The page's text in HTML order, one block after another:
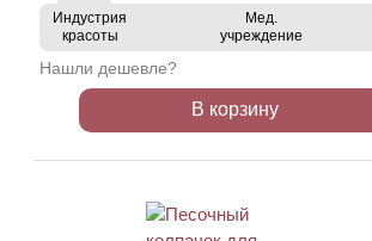
Индустрия
красоты
Мед.
учреждение
Нашли дешевле?
В корзину